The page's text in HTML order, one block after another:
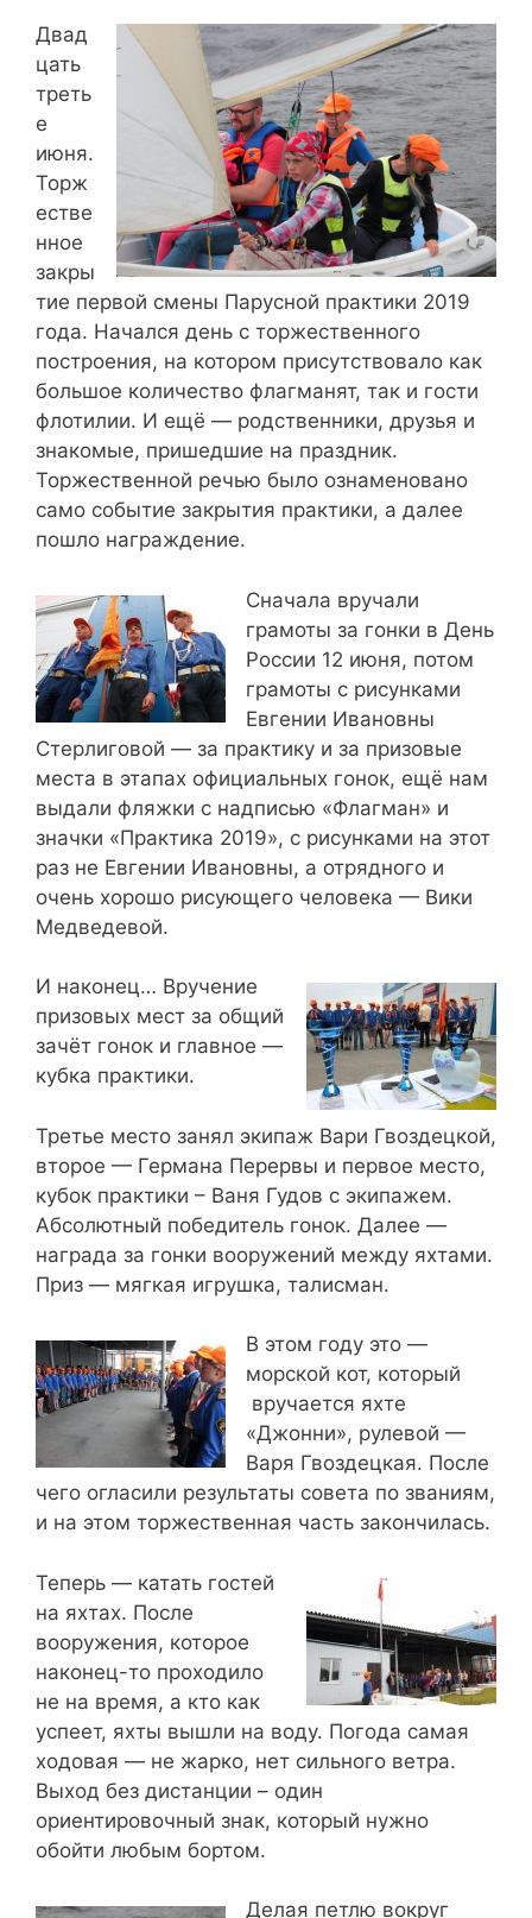
Двад
цать
треть
е
июня.
Торж
естве
нное
закры
тие первой смены Парусной практики 2019
года. Начался день с торжественного
построения, на котором присутствовало как
большое количество флагманят, так и гости
флотилии. И ещё — родственники, друзья и
знакомые, пришедшие на праздник.
Торжественной речью было ознаменовано
само событие закрытия практики, а далее
пошло награждение.
Сначала вручали
грамоты за гонки в День
России 12 июня, потом
грамоты с рисунками
Евгении Ивановны
Стерлиговой — за практику и за призовые
места в этапах официальных гонок, ещё нам
выдали фляжки с надписью «Флагман» и
значки «Практика 2019», с рисунками на этот
раз не Евгении Ивановны, а отрядного и
очень хорошо рисующего человека — Вики
Медведевой.
И наконец… Вручение
призовых мест за общий
зачёт гонок и главное —
кубка практики.
Третье место занял экипаж Вари Гвоздецкой,
второе — Германа Перервы и первое место,
кубок практики – Ваня Гудов с экипажем.
Абсолютный победитель гонок. Далее —
награда за гонки вооружений между яхтами.
Приз — мягкая игрушка, талисман.
В этом году это —
морской кот, который
вручается яхте
«Джонни», рулевой —
Варя Гвоздецкая. После
чего огласили результаты совета по званиям,
и на этом торжественная часть закончилась.
Теперь — катать гостей
на яхтах. После
вооружения, которое
наконец-то проходило
не на время, а кто как
успеет, яхты вышли на воду. Погода самая
ходовая — не жарко, нет сильного ветра.
Выход без дистанции – один
ориентировочный знак, который нужно
обойти любым бортом.
Делая петлю вокруг